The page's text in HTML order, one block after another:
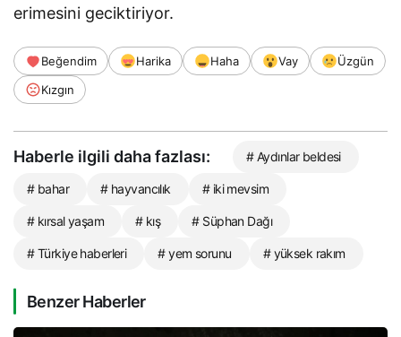
erimesini geciktiriyor.
Beğendim Harika Haha Vay
Üzgün
Kızgın
Haberle ilgili daha fazlası: # Aydınlar beldesi
# bahar # hayvancılık # iki mevsim
# kırsal yaşam # kış # Süphan Dağı
# Türkiye haberleri # yem sorunu # yüksek rakım
Benzer Haberler